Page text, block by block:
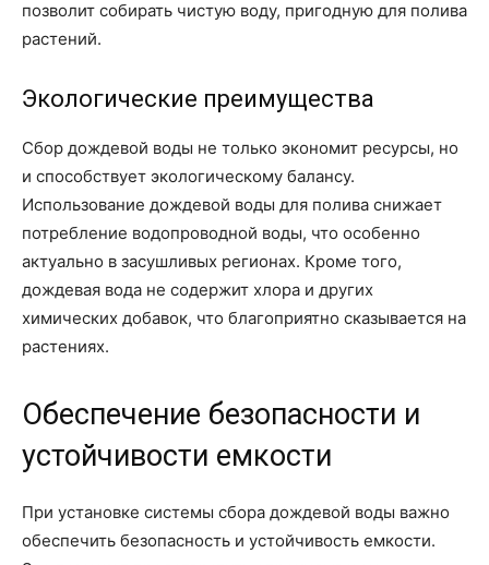
позволит собирать чистую воду, пригодную для полива
растений.
Экологические преимущества
Сбор дождевой воды не только экономит ресурсы, но
и способствует экологическому балансу.
Использование дождевой воды для полива снижает
потребление водопроводной воды, что особенно
актуально в засушливых регионах. Кроме того,
дождевая вода не содержит хлора и других
химических добавок, что благоприятно сказывается на
растениях.
Обеспечение безопасности и
устойчивости емкости
При установке системы сбора дождевой воды важно
обеспечить безопасность и устойчивость емкости.